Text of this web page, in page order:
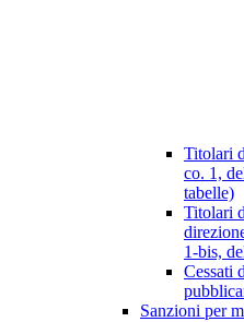
Titolari
co. 1,
tabelle)
Titolari
1-bis,
Cessati
Sanzioni per